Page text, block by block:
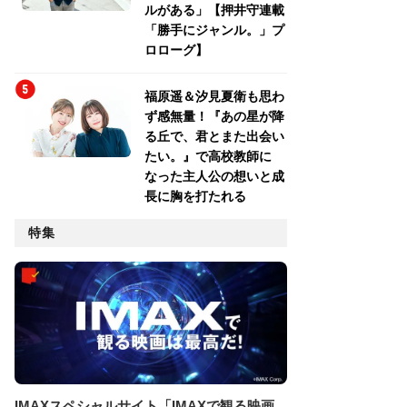
ルがある」【押井守連載
「勝手にジャンル。」プ
ロローグ】
福原遥＆汐見夏衛も思わ
ず感無量！『あの星が降
る丘で、君とまた出会い
たい。』で高校教師に
なった主人公の想いと成
長に胸を打たれる
特集